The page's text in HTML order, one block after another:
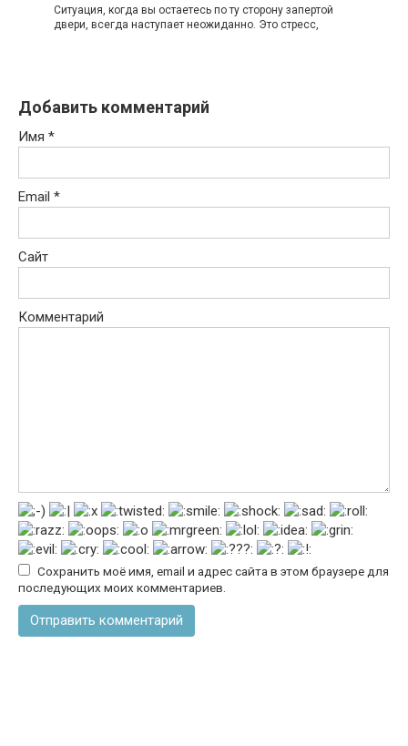
Ситуация, когда вы остаетесь по ту сторону запертой
двери, всегда наступает неожиданно. Это стресс,
Добавить комментарий
Имя *
Email *
Сайт
Комментарий
Сохранить моё имя, email и адрес сайта в этом браузере для
последующих моих комментариев.